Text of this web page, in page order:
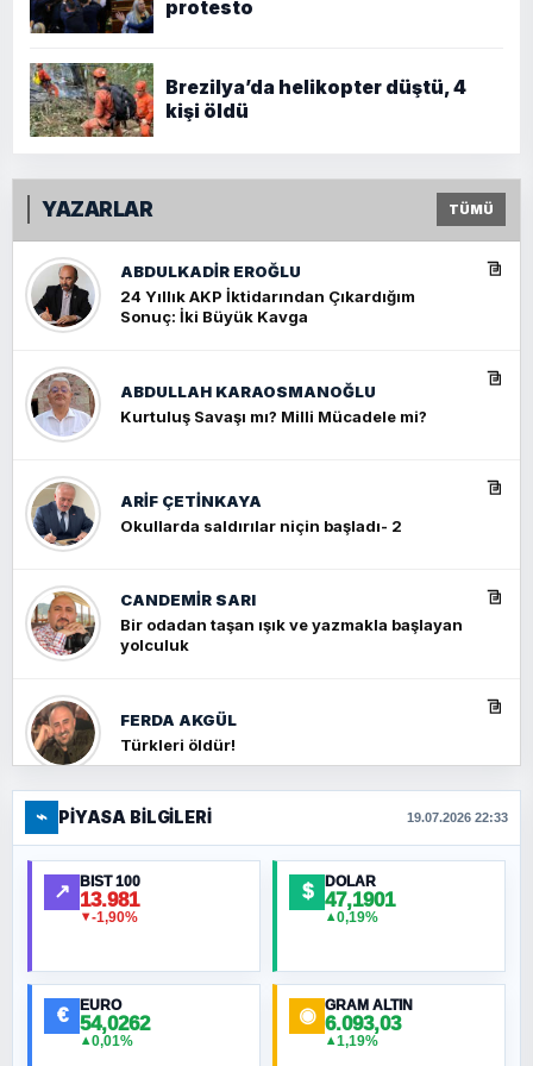
protesto
Brezilya’da helikopter düştü, 4
kişi öldü
YAZARLAR TÜMÜ
ABDULKADIR EROĞLU
24 Yıllık AKP İktidarından Çıkardığım
Sonuç: İki Büyük Kavga
ABDULLAH KARAOSMANOĞLU
Kurtuluş Savaşı mı? Milli Mücadele mi?
ARIF ÇETİNKAYA
Okullarda saldırılar niçin başladı- 2
CANDEMIR SARI
Bir odadan taşan ışık ve yazmakla başlayan
yolculuk
FERDA AKGÜL
Türkleri öldür!
FERHAT BÜYÜKKALKAN
Ankara Zirvesi: NATO Toplantısı mı, Yeni
Ortadoğu Haritasının Provası mı?
MURAT ÖZKAN
⌁ PIYASA BILGILERI 19.07.2026 22:33
↗ BIST 100
13.981
▼-1,90%
$ DOLAR
47,1901
▲0,19%
€ EURO
54,0262
▲0,01%
◉ GRAM ALTIN
6.093,03
▲1,19%